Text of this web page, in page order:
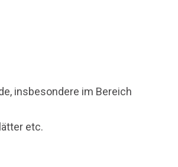
insbesondere im Bereich
etc.